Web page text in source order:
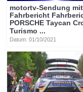
motortv-Sendung
Fahrbericht
PORSCHE Taycan
Turismo ...
Datum: 01/10/2021